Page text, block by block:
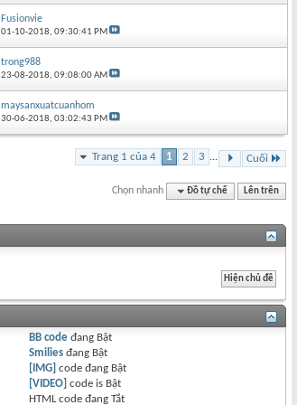
Fusionvie
01-10-2018,09:30:41 PM
trong988
23-08-2018,09:08:00 AM
maysanxuatcuanhom
30-06-2018,03:02:43 PM
Trang 1 của 4 1 2 3 ... Cuối
Chọn nhanh Đồ tự chế Lên trên
BB code đang Bật
Smilies đang Bật
[IMG] code đang Bật
[VIDEO] code is Bật
HTML code đangTắt